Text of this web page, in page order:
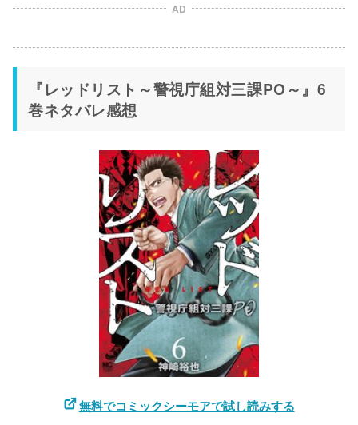
AD
『レッドリスト～警視庁組対三課PO～』6
巻ネタバレ感想
無料でコミックシーモアで試し読みする